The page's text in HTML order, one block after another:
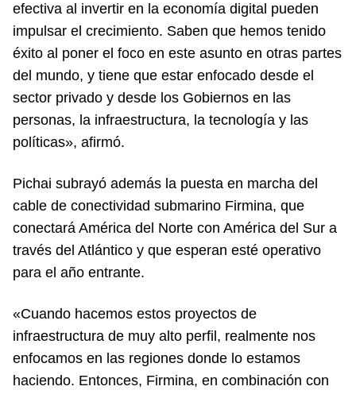
efectiva al invertir en la economía digital pueden
impulsar el crecimiento. Saben que hemos tenido
éxito al poner el foco en este asunto en otras partes
del mundo, y tiene que estar enfocado desde el
sector privado y desde los Gobiernos en las
personas, la infraestructura, la tecnología y las
políticas», afirmó.
Pichai subrayó además la puesta en marcha del
cable de conectividad submarino Firmina, que
conectará América del Norte con América del Sur a
través del Atlántico y que esperan esté operativo
para el año entrante.
«Cuando hacemos estos proyectos de
infraestructura de muy alto perfil, realmente nos
enfocamos en las regiones donde lo estamos
haciendo. Entonces, Firmina, en combinación con